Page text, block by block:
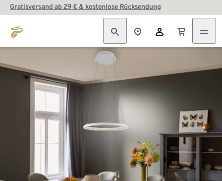
Gratisversand ab 29 € & kostenlose Rücksendung